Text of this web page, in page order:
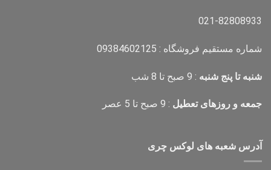
021-82808933
شماره مستقیم فروشگاه : 09384602125
شنبه تا پنج شنبه : 9 صبح تا 8 شب
جمعه و روزهای تعطیل : 9 صبح تا 5 عصر
آدرس شعبه های لوکس چری